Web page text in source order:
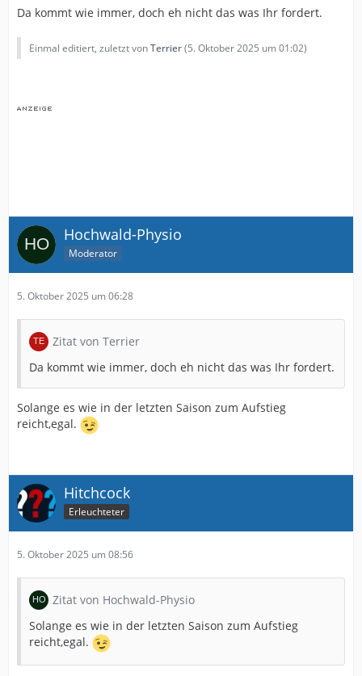
Da kommt wie immer, doch eh nicht das was Ihr fordert.
Einmal editiert, zuletzt vonTerrier(5. Oktober 2025 um 01:02)
Hochwald-Physio
Moderator
5. Oktober 2025 um 06:28
Zitat von Terrier
Da kommt wie immer, doch eh nicht das was Ihr fordert.
Solange es wie in der letzten Saison zum Aufstieg
reicht,egal.
Hitchcock
Erleuchteter
5. Oktober 2025 um 08:56
Zitat von Hochwald-Physio
Solange es wie in der letzten Saison zum Aufstieg
reicht,egal.